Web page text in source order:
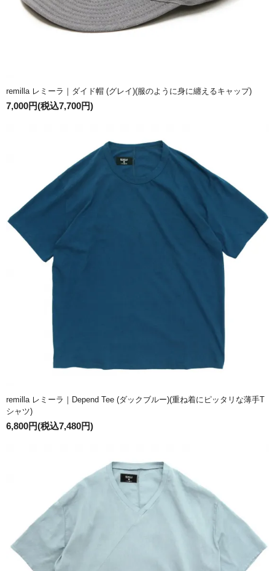
remilla レミーラ｜ダイド帽 (グレイ)(服のように身に纏えるキャップ)
7,000円(税込7,700円)
remilla レミーラ｜Depend Tee (ダックブルー)(重ね着にピッタリな薄手T
シャツ)
6,800円(税込7,480円)